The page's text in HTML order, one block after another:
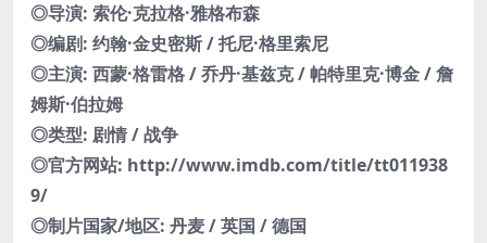
◎导演: 索伦·克拉格·雅格布森
◎编剧: 约翰·金史密斯 / 托尼·格里索尼
◎主演: 西蒙·格雷格 / 乔丹·基兹克 / 帕特里克·博金 / 詹
姆斯·伯拉姆
◎类型: 剧情 / 战争
◎官方网站: http://www.imdb.com/title/tt011938
9/
◎制片国家/地区: 丹麦 / 英国 / 德国